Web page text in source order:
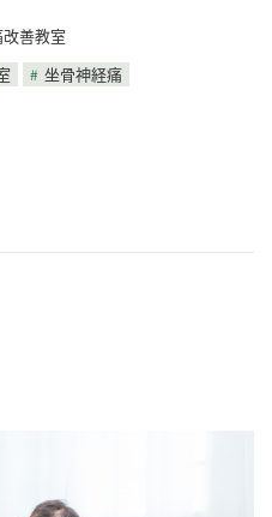
善教室
坐骨神経痛